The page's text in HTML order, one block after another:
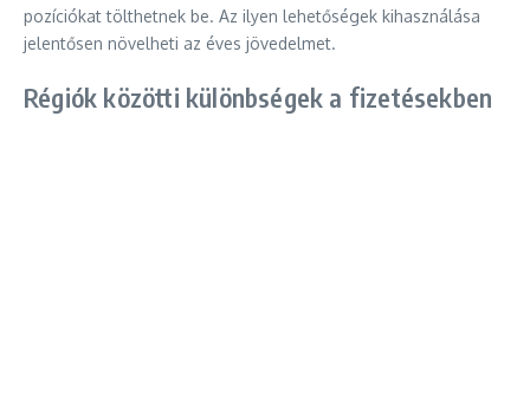
pozíciókat tölthetnek be. Az ilyen lehetőségek kihasználása
jelentősen növelheti az éves jövedelmet.
Régiók közötti különbségek a fizetésekben